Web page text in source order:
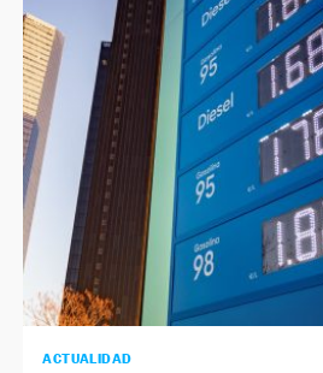
ACTUALIDAD